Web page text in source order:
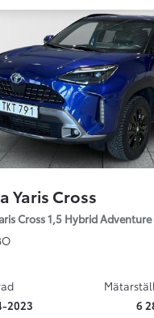
Yaris Cross
Cross 1,5 Hybrid
2023
6